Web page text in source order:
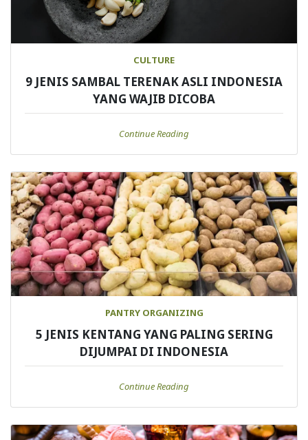
CULTURE
9 JENIS SAMBAL TERENAK ASLI INDONESIA
YANG WAJIB DICOBA
Continue Reading
PANTRY ORGANIZING
5 JENIS KENTANG YANG PALING SERING
DIJUMPAI DI INDONESIA
Continue Reading